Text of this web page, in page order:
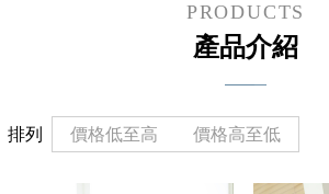
PRODUCTS
產品介紹
排列 價格低至高 價格高至低